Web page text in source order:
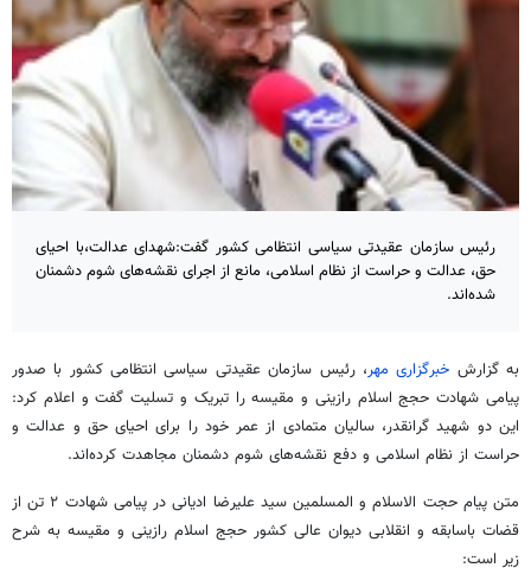
رئیس سازمان عقیدتی سیاسی انتظامی کشور گفت:شهدای عدالت،با احیای
حق، عدالت و حراست از نظام اسلامی، مانع از اجرای نقشه‌های شوم دشمنان
شده‌اند.
به گزارش خبرگزاری مهر، رئیس سازمان عقیدتی سیاسی انتظامی کشور با صدور
پیامی شهادت حجج اسلامرازینی و مقیسه را تبریک و تسلیت گفت و اعلام کرد:
این دو شهید گرانقدر، سالیان متمادی از عمر خود را برای احیای حق و عدالت و
حراست از نظام اسلامی و دفع نقشه‌های شوم دشمنان مجاهدت کرده‌اند.
متن پیام حجت الاسلام و المسلمین سید علیرضا ادیانی در پیامی شهادت ۲ تن از
قضات باسابقه و انقلابی دیوان عالی کشور حجج اسلام رازینی و مقیسه به شرح
زیر است: